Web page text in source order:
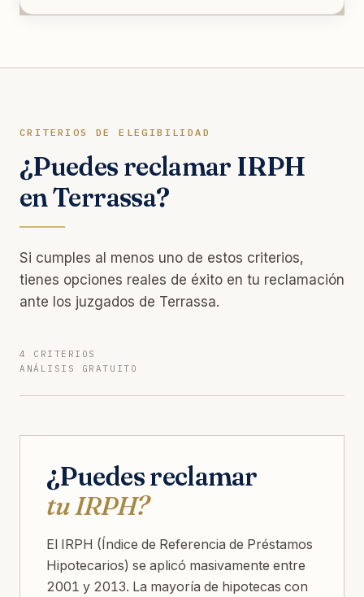
CRITERIOS DE ELEGIBILIDAD
¿Puedes reclamar IRPH
en Terrassa?
Si cumples al menos uno de estos criterios,
tienes opciones reales de éxito en tu reclamación
ante los juzgados de Terrassa.
4 CRITERIOS
ANÁLISIS GRATUITO
¿Puedes reclamar
tu IRPH?
El IRPH (Índice de Referencia de Préstamos
Hipotecarios) se aplicó masivamente entre
2001 y 2013. La mayoría de hipotecas con